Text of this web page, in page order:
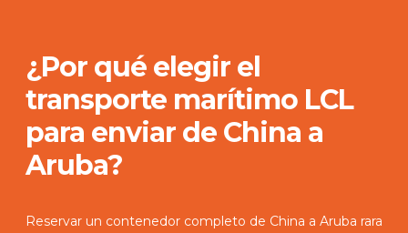
¿Por qué elegir el
transporte marítimo LCL
para enviar de China a
Aruba?
Reservar un contenedor completo de China a Aruba rara